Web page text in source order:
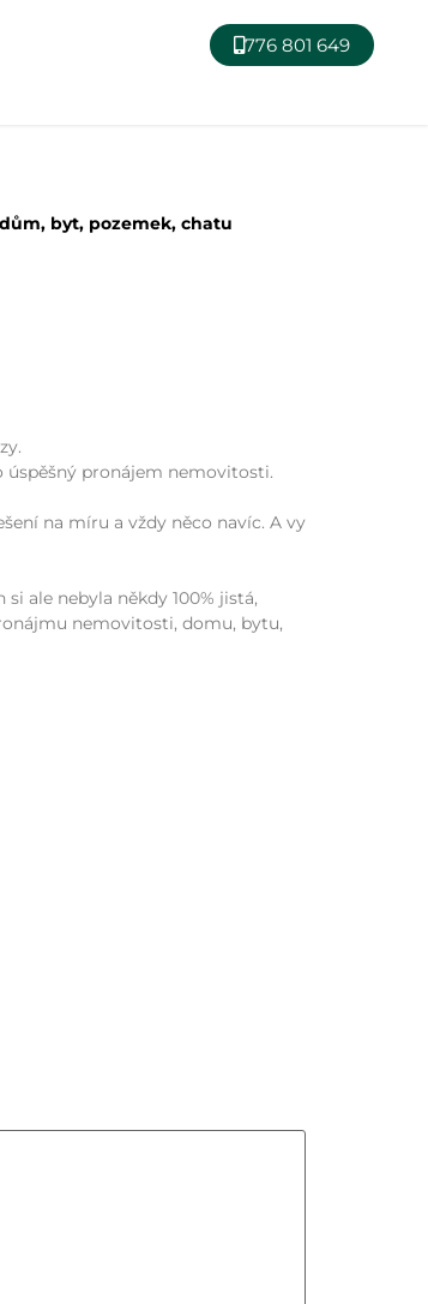
776 801 649
byt, pozemek, chatu
úspěšný pronájem nemovitosti.
na míru a vždy něco navíc. A vy
ale nebyla někdy 100% jistá,
nemovitosti, domu, bytu,